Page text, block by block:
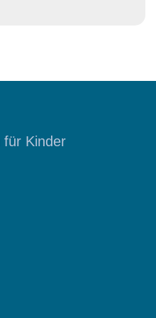
für Kinder